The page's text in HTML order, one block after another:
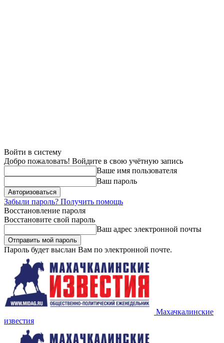
Войти в систему
Добро пожаловать! Войдите в свою учётную запись
Ваше имя пользователя
Ваш пароль
Забыли пароль? Получить помощь
Восстановление пароля
Восстановите свой пароль
Ваш адрес электронной почты
Пароль будет выслан Вам по электронной почте.
Махачкалинские
известия